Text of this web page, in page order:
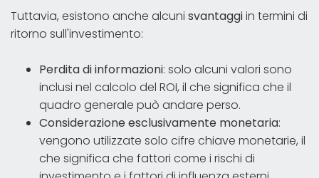
Tuttavia, esistono anche alcuni svantaggiin termini di
ritorno sull'investimento:
Perdita di informazioni: solo alcuni valori sono
inclusi nel calcolo del ROI, il che significa che il
quadro generale può andare perso.
Considerazione esclusivamente monetaria:
vengono utilizzate solo cifre chiave monetarie, il
che significa che fattori come i rischi di